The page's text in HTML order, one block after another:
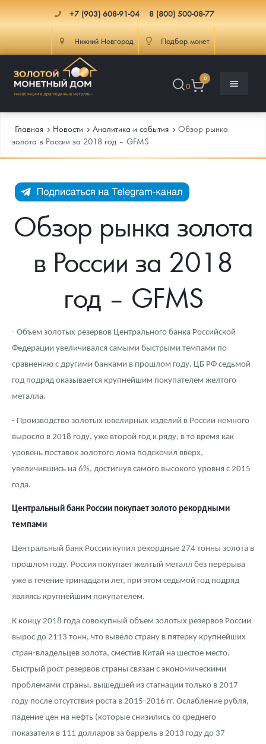
+7 (903) 608-91-04 8 (800) 500-08-77
Нижний Новгород Подбор монет
0
0
Каталог Монет
Инвестиционные монеты
Памятные монеты России и СССР
Монеты Царской России
Монеты стран мира после 1950г
Георгий Победоносец
Золотой червонец Сеятель
Золотые слитки
Аксессуары
Год Лошади
Флот: ледоколы и корабли
Жетоны "Необыкновенные обитатели глубин"
Ювелирные изделия
Золотая карманная галерея
Монеты и жетоны из недрагоценных металлов
Книги по нумизматике
Инфо
Как сделать заказ
Выкуп монет
Выкуп серебряных монет
Вопрос - ответ
Памятка для работы с монетами из драгметаллов
Монеты
Политика конфиденциальности
Политика использования Cookies
Положение по обработке и защите персональных данных
Доставка
Распродажа монет и жетонов
Аналитика и события
Итоги 2025 года. Прогноз курсов золота, серебра, платины на
2026 год
Cтатьи
Георгий Победоносец - динамика цен
Курс золота и серебра
Лом выкуп
Скупка слитков
Контакты
О нас
Наши преимущества
Пресс-служба
Главная Новости Аналитика и события
Обзор рынка
золота в России за 2018 год – GFMS
Обзор рынка золота
в России за 2018
год – GFMS
- Объем золотых резервов Центрального банка Российской
Федерации увеличивался самыми быстрыми темпами по
сравнению с другими банками в прошлом году. ЦБ РФ седьмой
год подряд оказывается крупнейшим покупателем желтого
металла.
- Производство золотых ювелирных изделий в России немного
выросло в 2018 году, уже второй год к ряду, в то время как
уровень поставок золотого лома подскочил вверх,
увеличившись на 6%, достигнув самого высокого уровня с 2015
года.
Центральный банк России покупает золото рекордными
темпами
Центральный банк России купил рекордные 274 тонны золота в
прошлом году. Россия покупает желтый металл без перерыва
уже в течение тринадцати лет, при этом седьмой год подряд
являясь крупнейшим покупателем.
К концу 2018 года совокупный объем золотых резервов России
вырос до 2113 тонн, что вывело страну в пятерку крупнейших
стран-владельцев золота, сместив Китай на шестое место.
Быстрый рост резервов страны связан с экономическими
проблемами страны, вышедшей из стагнации только в 2017
году после отсутствия роста в 2015-2016 гг. Ослабление рубля,
падение цен на нефть (которые снизились со среднего
показателя в 111 долларов за баррель в 2013 году до 37